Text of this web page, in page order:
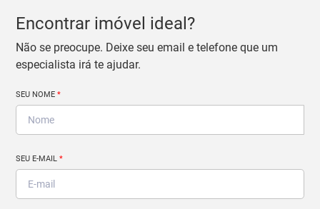
Encontrar imóvel ideal?
Não se preocupe. Deixe seu email e telefone que um
especialista irá te ajudar.
SEU NOME*
SEU E-MAIL*